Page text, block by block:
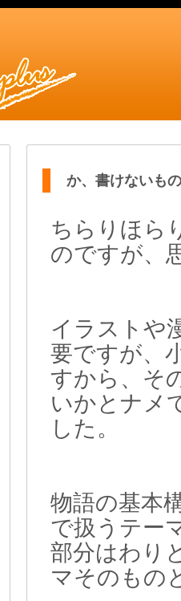
か、書けないも
ちらりほら
のですが、
イラストや
要ですが、
すから、そ
いかとナメ
した。
物語の基本
で扱うテー
部分はわり
マそのもの